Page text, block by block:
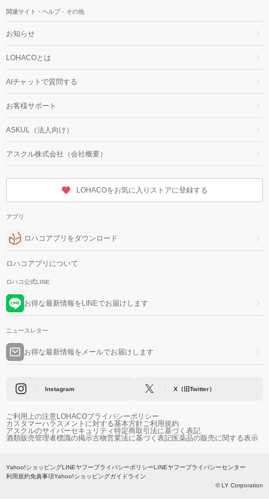
関連サイト・ヘルプ・その他
お知らせ
LOHACOとは
AIチャットで質問する
お客様サポート
ASKUL（法人向け）
アスクル株式会社（会社概要）
LOHACOをお気に入りストアに登録する
アプリ
ロハコアプリをダウンロード
ロハコアプリについて
ロハコ公式LINE
お得な最新情報をLINEでお届けします
ニュースレター
お得な最新情報をメールでお届けします
Instagram X（旧Twitter）
ご利用上の注意LOHACOプライバシーポリシー
カスタマーハラスメントに対する基本方針ご利用規約
アスクルのサイバーセキュリティ特定商取引法に基づく表記
酒類販売管理者標識の掲示古物営業法に基づく表記医薬品の販売に関する表示
Yahoo!ショッピングLINEヤフープライバシーポリシーLINEヤフープライバシーセンター
利用規約免責事項Yahoo!ショッピングガイドライン
© LY Corporation